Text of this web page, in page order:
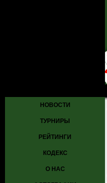
НОВОСТИ
ТУРНИРЫ
РЕЙТИНГИ
КОДЕКС
О НАС